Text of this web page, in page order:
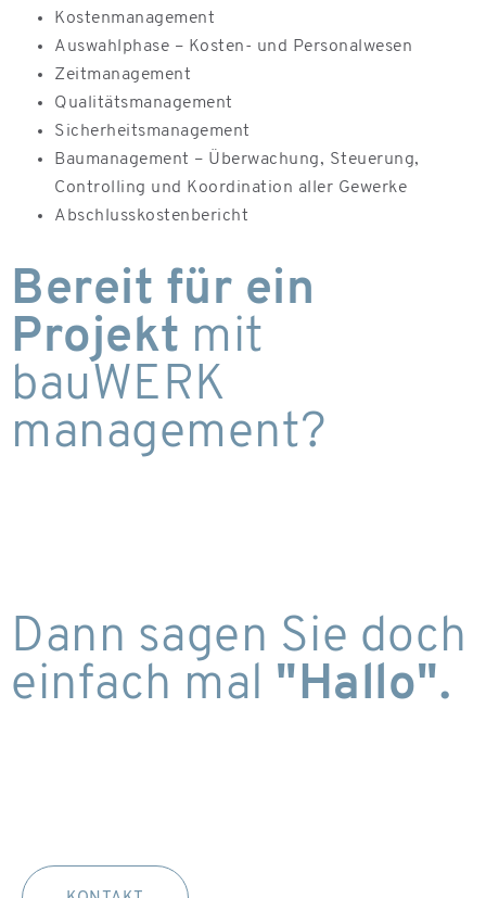
Kostenmanagement
Auswahlphase – Kosten- und Personalwesen
Zeitmanagement
Qualitätsmanagement
Sicherheitsmanagement
Baumanagement – Überwachung, Steuerung,
Controlling und Koordination aller Gewerke
Abschlusskostenbericht
Bereit für ein
Projekt mit
bauWERK
management?
Dann sagen Sie doch
einfach mal "Hallo".